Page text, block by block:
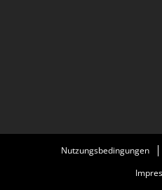
Nutzungsbedingungen